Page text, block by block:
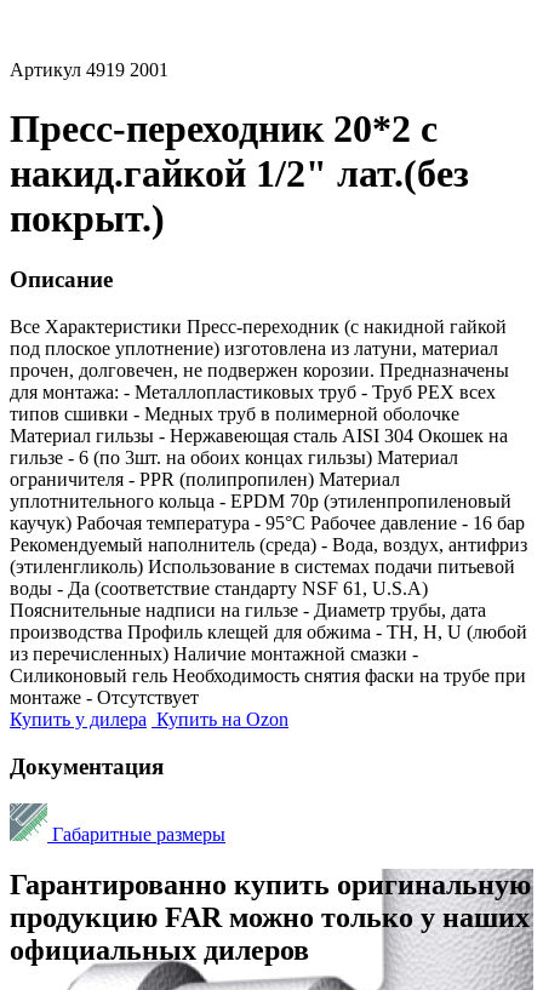
Артикул 4919 2001
Пресс-переходник 20*2 с
накид.гайкой 1/2" лат.(без
покрыт.)
Описание
Все Характеристики Пресс-переходник (с накидной гайкой
под плоское уплотнение) изготовлена из латуни, материал
прочен, долговечен, не подвержен корозии. Предназначены
для монтажа: - Металлопластиковых труб - Труб РЕХ всех
типов сшивки - Медных труб в полимерной оболочке
Материал гильзы - Нержавеющая сталь AISI 304 Окошек на
гильзе - 6 (по 3шт. на обоих концах гильзы) Материал
ограничителя - PPR (полипропилен) Материал
уплотнительного кольца - EPDM 70p (этиленпропиленовый
каучук) Рабочая температура - 95°С Рабочее давление - 16 бар
Рекомендуемый наполнитель (среда) - Вода, воздух, антифриз
(этиленгликоль) Использование в системах подачи питьевой
воды - Да (соответствие стандарту NSF 61, U.S.A)
Пояснительные надписи на гильзе - Диаметр трубы, дата
производства Профиль клещей для обжима - TH, H, U (любой
из перечисленных) Наличие монтажной смазки -
Силиконовый гель Необходимость снятия фаски на трубе при
монтаже - Отсутствует
Купить у дилера Купить на Ozon
Документация
Габаритные размеры
Гарантированно купить оригинальную
продукцию FAR можно только у наших
официальных дилеров